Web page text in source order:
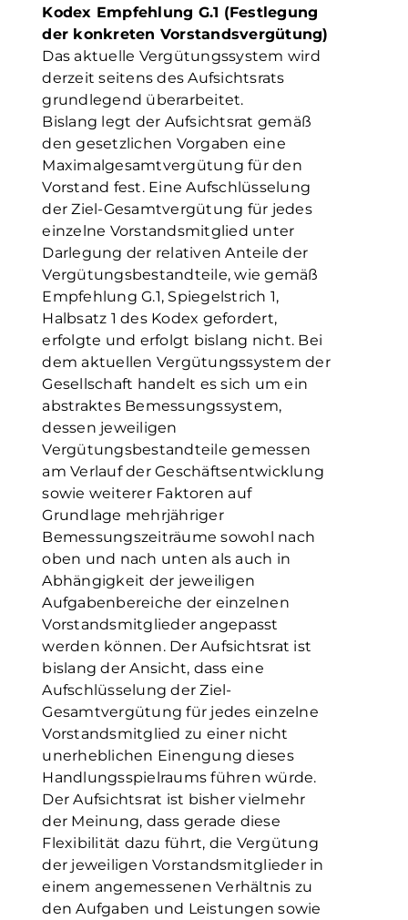
Kodex Empfehlung G.1 (Festlegung
der konkreten Vorstandsvergütung)
Das aktuelle Vergütungssystem wird
derzeit seitens des Aufsichtsrats
grundlegend überarbeitet.
Bislang legt der Aufsichtsrat gemäß
den gesetzlichen Vorgaben eine
Maximalgesamtvergütung für den
Vorstand fest. Eine Aufschlüsselung
der Ziel-Gesamtvergütung für jedes
einzelne Vorstandsmitglied unter
Darlegung der relativen Anteile der
Vergütungsbestandteile, wie gemäß
Empfehlung G.1, Spiegelstrich 1,
Halbsatz 1 des Kodex gefordert,
erfolgte und erfolgt bislang nicht. Bei
dem aktuellen Vergütungssystem der
Gesellschaft handelt es sich um ein
abstraktes Bemessungssystem,
dessen jeweiligen
Vergütungsbestandteile gemessen
am Verlauf der Geschäftsentwicklung
sowie weiterer Faktoren auf
Grundlage mehrjähriger
Bemessungszeiträume sowohl nach
oben und nach unten als auch in
Abhängigkeit der jeweiligen
Aufgabenbereiche der einzelnen
Vorstandsmitglieder angepasst
werden können. Der Aufsichtsrat ist
bislang der Ansicht, dass eine
Aufschlüsselung der Ziel-
Gesamtvergütung für jedes einzelne
Vorstandsmitglied zu einer nicht
unerheblichen Einengung dieses
Handlungsspielraums führen würde.
Der Aufsichtsrat ist bisher vielmehr
der Meinung, dass gerade diese
Flexibilität dazu führt, die Vergütung
der jeweiligen Vorstandsmitglieder in
einem angemessenen Verhältnis zu
den Aufgaben und Leistungen sowie